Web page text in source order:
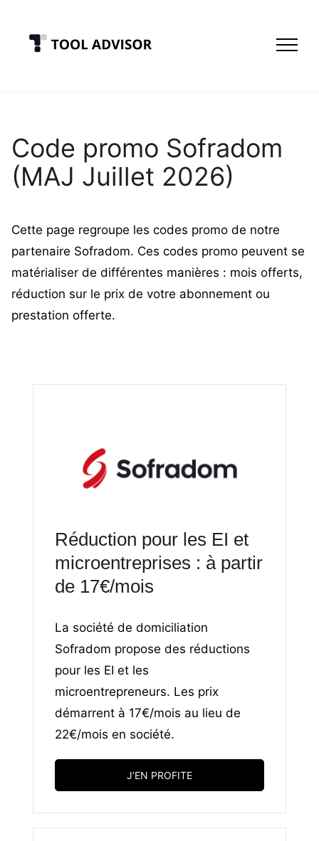
content
Code promo Sofradom
(MAJ Juillet 2026)
Cette page regroupe les codes promo de notre
partenaire Sofradom. Ces codes promo peuvent se
matérialiser de différentes manières : mois offerts,
réduction sur le prix de votre abonnement ou
prestation offerte.
Réduction pour les EI et
microentreprises : à partir
de 17€/mois
La société de domiciliation
Sofradom propose des réductions
pour les EI et les
microentrepreneurs. Les prix
démarrent à 17€/mois au lieu de
22€/mois en société.
J’EN PROFITE